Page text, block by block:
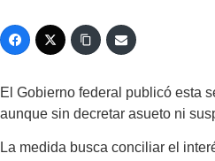
El Gobierno federal publicó esta
aunque sin decretar asueto ni
La medida busca conciliar el